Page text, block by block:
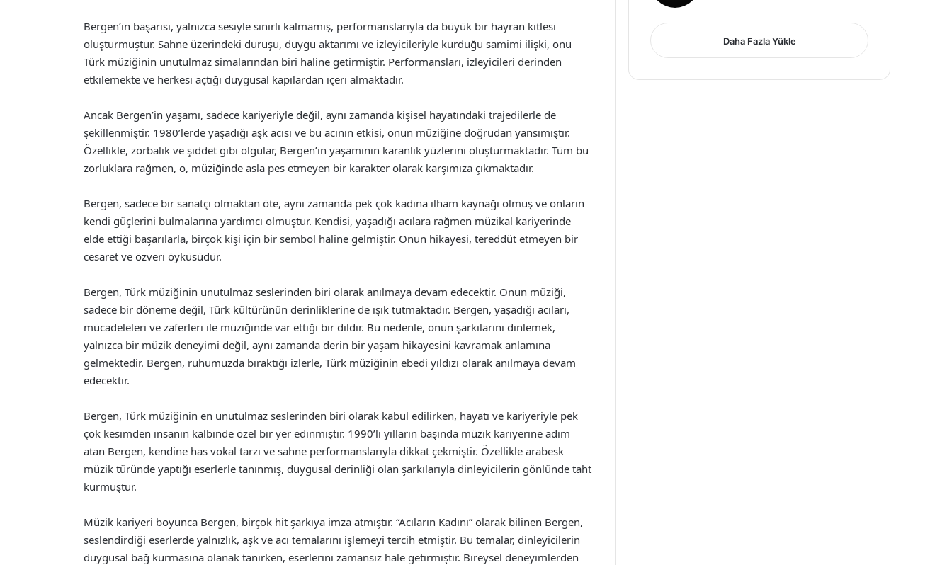
Bergen’in başarısı, yalnızca sesiyle sınırlı kalmamış, performanslarıyla da büyük bir hayran kitlesi
oluşturmuştur. Sahne üzerindeki duruşu, duygu aktarımı ve izleyicileriyle kurduğu samimi ilişki, onu
Türk müziğinin unutulmaz simalarından biri haline getirmiştir. Performansları, izleyicileri derinden
etkilemekte ve herkesi açtığı duygusal kapılardan içeri almaktadır.
Ancak Bergen’in yaşamı, sadece kariyeriyle değil, aynı zamanda kişisel hayatındaki trajedilerle de
şekillenmiştir. 1980’lerde yaşadığı aşk acısı ve bu acının etkisi, onun müziğine doğrudan yansımıştır.
Özellikle, zorbalık ve şiddet gibi olgular, Bergen’in yaşamının karanlık yüzlerini oluşturmaktadır. Tüm bu
zorluklara rağmen, o, müziğinde asla pes etmeyen bir karakter olarak karşımıza çıkmaktadır.
Bergen, sadece bir sanatçı olmaktan öte, aynı zamanda pek çok kadına ilham kaynağı olmuş ve onların
kendi güçlerini bulmalarına yardımcı olmuştur. Kendisi, yaşadığı acılara rağmen müzikal kariyerinde
elde ettiği başarılarla, birçok kişi için bir sembol haline gelmiştir. Onun hikayesi, tereddüt etmeyen bir
cesaret ve özveri öyküsüdür.
Bergen, Türk müziğinin unutulmaz seslerinden biri olarak anılmaya devam edecektir. Onun müziği,
sadece bir döneme değil, Türk kültürünün derinliklerine de ışık tutmaktadır. Bergen, yaşadığı acıları,
mücadeleleri ve zaferleri ile müziğinde var ettiği bir dildir. Bu nedenle, onun şarkılarını dinlemek,
yalnızca bir müzik deneyimi değil, aynı zamanda derin bir yaşam hikayesini kavramak anlamına
gelmektedir. Bergen, ruhumuzda bıraktığı izlerle, Türk müziğinin ebedi yıldızı olarak anılmaya devam
edecektir.
Bergen, Türk müziğinin en unutulmaz seslerinden biri olarak kabul edilirken, hayatı ve kariyeriyle pek
çok kesimden insanın kalbinde özel bir yer edinmiştir. 1990’lı yılların başında müzik kariyerine adım
atan Bergen, kendine has vokal tarzı ve sahne performanslarıyla dikkat çekmiştir. Özellikle arabesk
müzik türünde yaptığı eserlerle tanınmış, duygusal derinliği olan şarkılarıyla dinleyicilerin gönlünde taht
kurmuştur.
Müzik kariyeri boyunca Bergen, birçok hit şarkıya imza atmıştır. “Acıların Kadını” olarak bilinen Bergen,
seslendirdiği eserlerde yalnızlık, aşk ve acı temalarını işlemeyi tercih etmiştir. Bu temalar, dinleyicilerin
duygusal bağ kurmasına olanak tanırken, eserlerini zamansız hale getirmiştir. Bireysel deneyimlerden
Daha Fazla Yükle